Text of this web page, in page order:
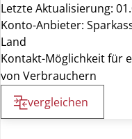
Letzte Aktualisierung:
Konto-Anbieter:
Land
Kontakt-Möglichkeit für
von Verbrauchern
vergleichen